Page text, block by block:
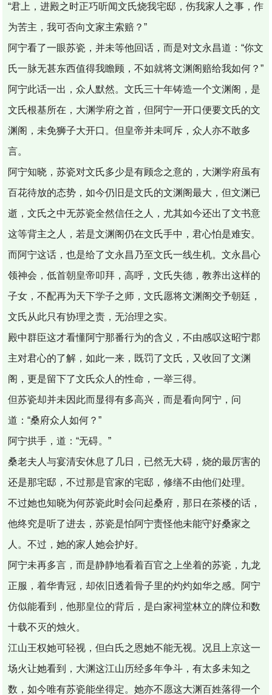
“君上，进殿之时正巧听闻文氏烧我宅邸，伤我家人之事，作
为苦主，我可否向文家主索赔？”
阿宁看了一眼苏瓷，并未等他回话，而是对文永昌道：“你文
氏一脉无甚东西值得我瞻顾，不如就将文渊阁赔给我如何？”
阿宁此话一出，众人默然。文氏三十年铸造一个文渊阁，是
文氏根基所在，大渊学府之首，但阿宁一开口便要文氏的文
渊阁，未免狮子大开口。但皇帝并未呵斥，众人亦不敢多
言。
阿宁知晓，苏瓷对文氏多少是有顾念之意的，大渊学府虽有
百花待放的态势，如今仍旧是文氏的文渊阁最大，但文渊已
逝，文氏之中无苏瓷全然信任之人，尤其如今还出了文书意
这等背主之人，若是文渊阁仍在文氏手中，君心怕是难安。
而阿宁这话，也是给了文永昌乃至文氏一线生机。文永昌心
领神会，低首朝皇帝叩拜，高呼，文氏失德，教养出这样的
子女，不配再为天下学子之师，文氏愿将文渊阁交予朝廷，
文氏从此只有协理之责，无治理之实。
殿中群臣这才看懂阿宁那番行为的含义，不由感叹这昭宁郡
主对君心的了解，如此一来，既罚了文氏，又收回了文渊
阁，更是留下了文氏众人的性命，一举三得。
但苏瓷却并未因此而显得有多高兴，而是看向阿宁，问
道：“桑府众人如何？”
阿宁拱手，道：“无碍。”
桑老夫人与宴清安休息了几日，已然无大碍，烧的最厉害的
还是那宅邸，不过那是官家的宅邸，修缮不由他们处理。
不过她也知晓为何苏瓷此时会问起桑府，那日在茶楼的话，
他终究是听了进去，苏瓷是怕阿宁责怪他未能守好桑家之
人。不过，她的家人她会护好。
阿宁未再多言，而是静静地看着百官之上坐着的苏瓷，九龙
正服，着华青冠，却依旧透着骨子里的灼灼如华之感。阿宁
仿似能看到，他那皇位的背后，是白家祠堂林立的牌位和数
十载不灭的烛火。
江山王权她可轻视，但白氏之恩她不能无视。况且上京这一
场火让她看到，大渊这江山历经多年争斗，有太多未知之
数，如今唯有苏瓷能坐得定。她亦不愿这大渊百姓落得一个